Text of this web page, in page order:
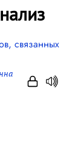
связанных